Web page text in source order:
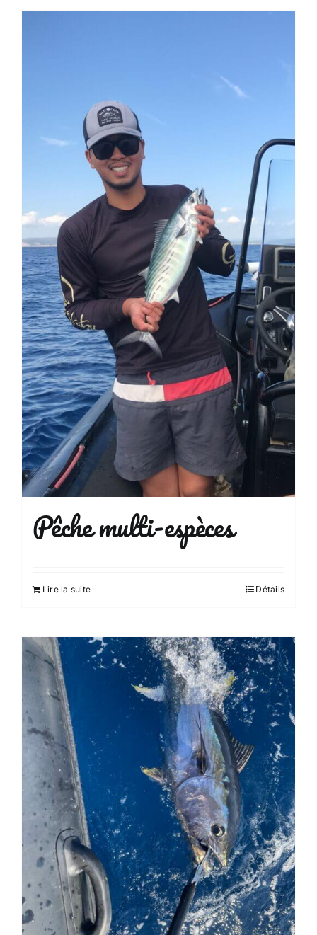
Pêche multi-espèces
Lire la suite Détails